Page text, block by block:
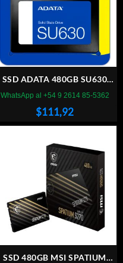
SSD ADATA 480GB SU630
SATA
$111,92
WhatsApp al +54 9 2614 85-5362
SSD 480GB MSI SPATIUM